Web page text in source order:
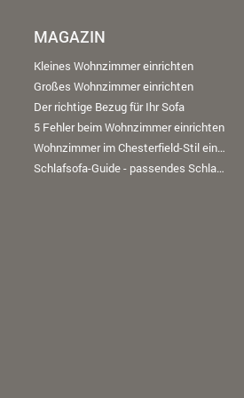
MAGAZIN
Kleines Wohnzimmer einrichten
Großes Wohnzimmer einrichten
Der richtige Bezug für Ihr Sofa
5 Fehler beim Wohnzimmer einrichten
Wohnzimmer im Chesterfield-Stil einrichten
Schlafsofa-Guide - passendes Schlafsofa finden